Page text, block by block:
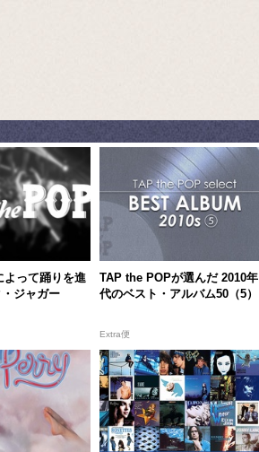
よって踊りを進
ジャガー
TAP the POPが選んだ 2010年
代のベスト・アルバム50（5）
Extra便